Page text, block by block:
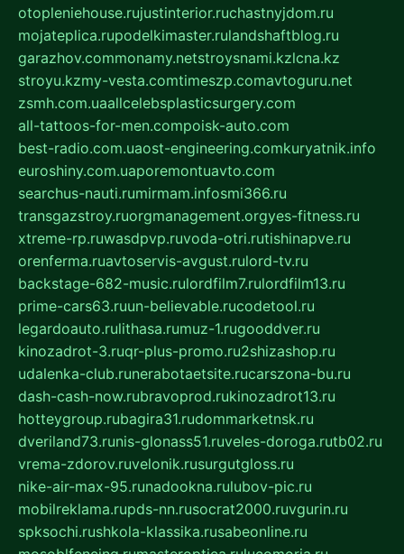
otopleniehouse.rujustinterior.ruchastnyjdom.ru
mojateplica.rupodelkimaster.rulandshaftblog.ru
garazhov.commonamy.netstroysnami.kzlcna.kz
stroyu.kzmy-vesta.comtimeszp.comavtoguru.net
zsmh.com.uaallcelebsplasticsurgery.com
all-tattoos-for-men.compoisk-auto.com
best-radio.com.uaost-engineering.comkuryatnik.info
euroshiny.com.uaporemontuavto.com
searchus-nauti.rumirmam.infosmi366.ru
transgazstroy.ruorgmanagement.orgyes-fitness.ru
xtreme-rp.ruwasdpvp.ruvoda-otri.rutishinapve.ru
orenferma.ruavtoservis-avgust.rulord-tv.ru
backstage-682-music.rulordfilm7.rulordfilm13.ru
prime-cars63.ruun-believable.rucodetool.ru
legardoauto.rulithasa.rumuz-1.rugooddver.ru
kinozadrot-3.ruqr-plus-promo.ru2shizashop.ru
udalenka-club.runerabotaetsite.rucarszona-bu.ru
dash-cash-now.rubravoprod.rukinozadrot13.ru
hotteygroup.rubagira31.rudommarketnsk.ru
dveriland73.runis-glonass51.ruveles-doroga.rutb02.ru
vrema-zdorov.ruvelonik.rusurgutgloss.ru
nike-air-max-95.runadookna.rulubov-pic.ru
mobilreklama.rupds-nn.rusocrat2000.ruvgurin.ru
spksochi.rushkola-klassika.rusabeonline.ru